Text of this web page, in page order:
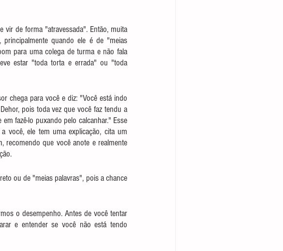
vir de forma "atravessada". Então, muita
quando ele é de "meias
para uma colega de turma e não fala
estar "toda torta e errada" ou "toda
chega para você e diz: "Você está indo
pois toda vez que você faz tendu a
fazê-lo puxando pelo calcanhar." Esse
você, ele tem uma explicação, cita um
recomendo que você anote e realmente
ou de "meias palavras", pois a chance
o desempenho. Antes de você tentar
e entender se você não está tendo